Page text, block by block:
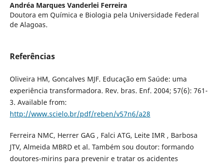
Andréa Marques Vanderlei Ferreira
Doutora em Química e Biologia pela Universidade Federal
de Alagoas.
Referências
Oliveira HM, Goncalves MJF. Educação em Saúde: uma
experiência transformadora. Rev. bras. Enf. 2004; 57(6): 761-
3. Available from:
http://www.scielo.br/pdf/reben/v57n6/a28
Ferreira NMC, Herrer GAG , Falci ATG, Leite IMR , Barbosa
JTV, Almeida MBRD et al. Também sou doutor: formando
doutores-mirins para prevenir e tratar os acidentes